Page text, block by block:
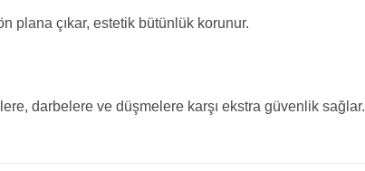
plana çıkar, estetik bütünlük korunur.
darbelere ve düşmelere karşı ekstra güvenlik sağlar.